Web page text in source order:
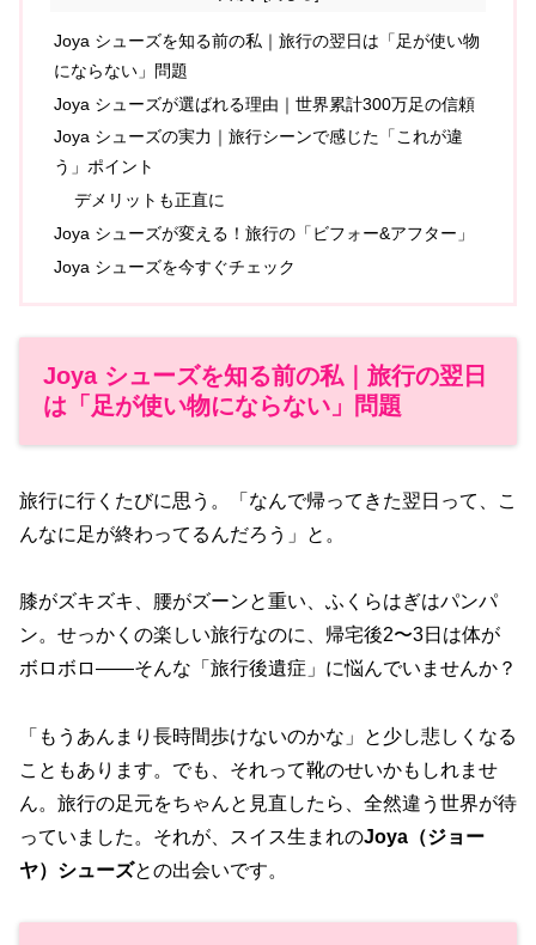
Joya シューズを知る前の私｜旅行の翌日は「足が使い物
にならない」問題
Joya シューズが選ばれる理由｜世界累計300万足の信頼
Joya シューズの実力｜旅行シーンで感じた「これが違
う」ポイント
デメリットも正直に
Joya シューズが変える！旅行の「ビフォー&アフター」
Joya シューズを今すぐチェック
Joya シューズを知る前の私｜旅行の翌日
は「足が使い物にならない」問題
旅行に行くたびに思う。「なんで帰ってきた翌日って、こ
んなに足が終わってるんだろう」と。
膝がズキズキ、腰がズーンと重い、ふくらはぎはパンパ
ン。せっかくの楽しい旅行なのに、帰宅後2〜3日は体が
ボロボロ——そんな「旅行後遺症」に悩んでいませんか？
「もうあんまり長時間歩けないのかな」と少し悲しくなる
こともあります。でも、それって靴のせいかもしれませ
ん。旅行の足元をちゃんと見直したら、全然違う世界が待
っていました。それが、スイス生まれのJoya（ジョー
ヤ）シューズとの出会いです。